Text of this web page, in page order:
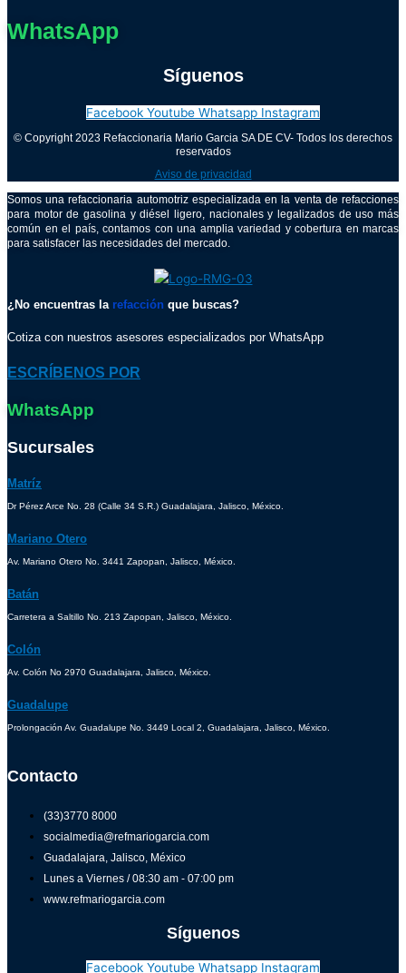
WhatsApp
Síguenos
Facebook Youtube Whatsapp Instagram
© Copyright 2023 Refaccionaria Mario Garcia SA DE CV- Todos los derechos
reservados
Aviso de privacidad
Somos una refaccionaria automotriz especializada en la venta de refacciones
para motor de gasolina y diésel ligero, nacionales y legalizados de uso más
común en el país, contamos con una amplia variedad y cobertura en marcas
para satisfacer las necesidades del mercado.
¿No encuentras la refacción que buscas?
Cotiza con nuestros asesores especializados por WhatsApp
ESCRÍBENOS POR
WhatsApp
Sucursales
Matríz
Dr Pérez Arce No. 28 (Calle 34 S.R.) Guadalajara, Jalisco, México.
Mariano Otero
Av. Mariano Otero No. 3441 Zapopan, Jalisco, México.
Batán
Carretera a Saltillo No. 213 Zapopan, Jalisco, México.
Colón
Av. Colón No 2970 Guadalajara, Jalisco, México.
Guadalupe
Prolongación Av. Guadalupe No. 3449 Local 2, Guadalajara, Jalisco, México.
Contacto
(33)3770 8000
socialmedia@refmariogarcia.com
Guadalajara, Jalisco, México
Lunes a Viernes / 08:30 am - 07:00 pm
www.refmariogarcia.com
Síguenos
Facebook Youtube Whatsapp Instagram